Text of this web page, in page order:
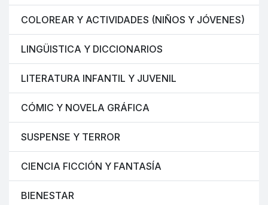
COLOREAR Y ACTIVIDADES (NIÑOS Y JÓVENES)
LINGÜISTICA Y DICCIONARIOS
LITERATURA INFANTIL Y JUVENIL
CÓMIC Y NOVELA GRÁFICA
SUSPENSE Y TERROR
CIENCIA FICCIÓN Y FANTASÍA
BIENESTAR